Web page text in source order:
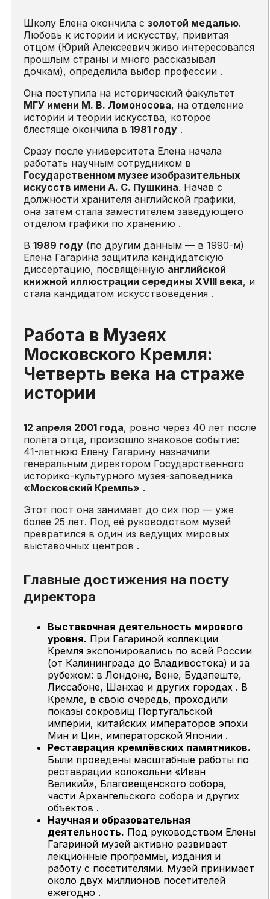
Школу Елена окончила с золотой медалью.
Любовь к истории и искусству, привитая
отцом (Юрий Алексеевич живо интересовался
прошлым страны и много рассказывал
дочкам), определила выбор профессии .
Она поступила на исторический факультет
МГУ имени М. В. Ломоносова, на отделение
истории и теории искусства, которое
блестяще окончила в 1981 году .
Сразу после университета Елена начала
работать научным сотрудником в
Государственном музее изобразительных
искусств имени А. С. Пушкина. Начав с
должности хранителя английской графики,
она затем стала заместителем заведующего
отделом графики по хранению .
В 1989 году (по другим данным — в 1990-м)
Елена Гагарина защитила кандидатскую
диссертацию, посвящённую английской
книжной иллюстрации середины XVIII века, и
стала кандидатом искусствоведения .
Работа в Музеях
Московского Кремля:
Четверть века на страже
истории
12 апреля 2001 года, ровно через 40 лет после
полёта отца, произошло знаковое событие:
41-летнюю Елену Гагарину назначили
генеральным директором Государственного
историко-культурного музея-заповедника
«Московский Кремль» .
Этот пост она занимает до сих пор — уже
более 25 лет. Под её руководством музей
превратился в один из ведущих мировых
выставочных центров .
Главные достижения на посту
директора
Выставочная деятельность мирового
уровня. При Гагариной коллекции
Кремля экспонировались по всей России
(от Калининграда до Владивостока) и за
рубежом: в Лондоне, Вене, Будапеште,
Лиссабоне, Шанхае и других городах . В
Кремле, в свою очередь, проходили
показы сокровищ Португальской
империи, китайских императоров эпохи
Мин и Цин, императорской Японии .
Реставрация кремлёвских памятников.
Были проведены масштабные работы по
реставрации колокольни «Иван
Великий», Благовещенского собора,
части Архангельского собора и других
объектов .
Научная и образовательная
деятельность. Под руководством Елены
Гагариной музей активно развивает
лекционные программы, издания и
работу с посетителями. Музей принимает
около двух миллионов посетителей
ежегодно .